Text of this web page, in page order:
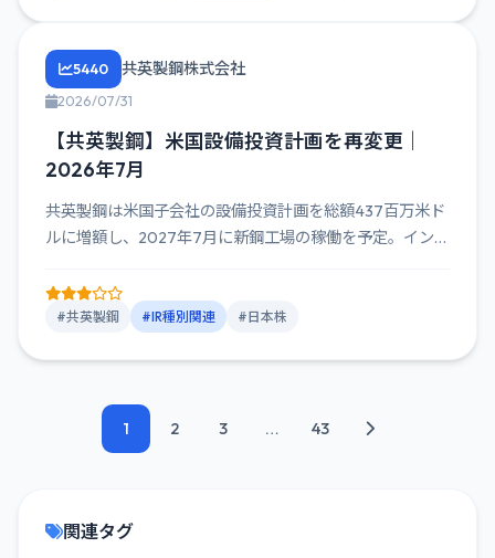
5440 共英製鋼株式会社
2026/07/31
【共英製鋼】米国設備投資計画を再変更｜
2026年7月
共英製鋼は米国子会社の設備投資計画を総額437百万米ド
ルに増額し、2027年7月に新鋼工場の稼働を予定。インフ
#共英製鋼 #IR種別関連 #日本株
1 2 3 … 43
関連タグ